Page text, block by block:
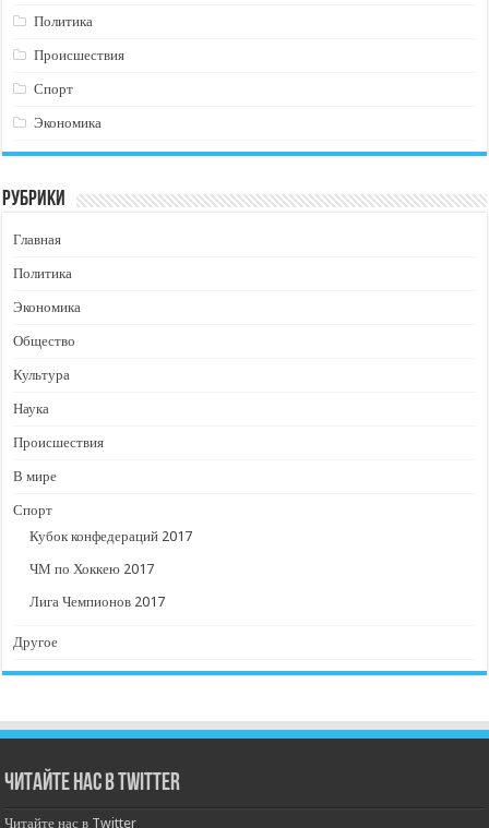
Политика
Происшествия
Спорт
Экономика
Рубрики
Главная
Политика
Экономика
Общество
Культура
Наука
Происшествия
В мире
Спорт
Кубок конфедераций 2017
ЧМ по Хоккею 2017
Лига Чемпионов 2017
Другое
Читайте нас в Twitter
Читайте нас в Twitter